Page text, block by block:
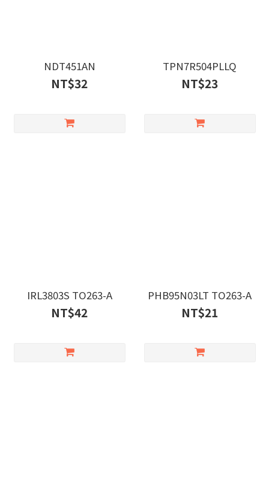
NDT451AN
NT$32
TPN7R504PLLQ
NT$23
IRL3803S TO263-A
NT$42
PHB95N03LT TO263-A
NT$21